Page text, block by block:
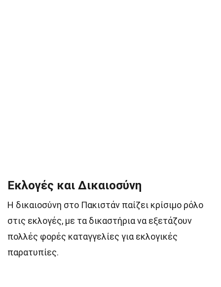
Εκλογές και Δικαιοσύνη
Η δικαιοσύνη στο Πακιστάν παίζει κρίσιμο ρόλο
στις εκλογές, με τα δικαστήρια να εξετάζουν
πολλές φορές καταγγελίες για εκλογικές
παρατυπίες.